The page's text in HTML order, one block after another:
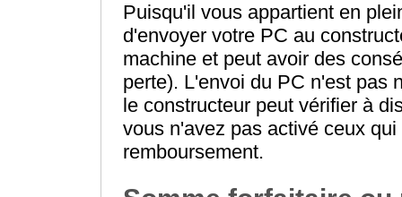
Puisqu'il vous appartient en
d'envoyer votre PC au
machine et peut avoir des
perte). L'envoi du PC n'est pas
le constructeur peut vérifier à
vous n'avez pas activé ceux
remboursement.